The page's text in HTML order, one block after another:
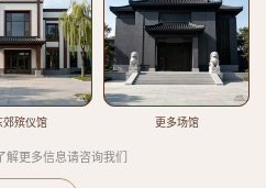
郊殡仪馆 更多场馆
解更多信息请咨询我们